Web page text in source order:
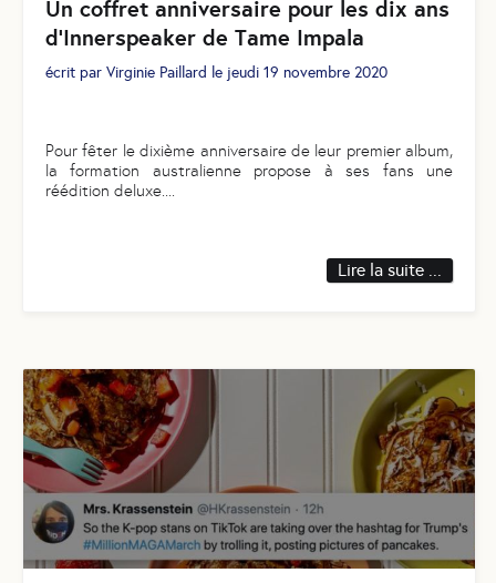
Un coffret anniversaire pour les dix ans
d’Innerspeaker de Tame Impala
écrit par Virginie Paillard le jeudi 19 novembre 2020
​​​​​​​Pour fêter le dixième anniversaire de leur premier album,
la formation australienne propose à ses fans une
réédition deluxe.
Lire la suite ...